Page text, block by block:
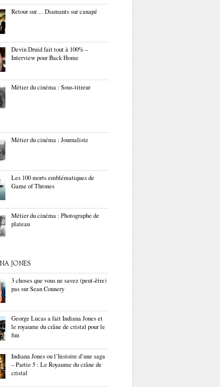
Retour sur… Diamants sur canapé
Devin Druid fait tout à 100% –
Interview pour Back Home
Métier du cinéma : Sous-titreur
Métier du cinéma : Journaliste
Les 100 morts emblématiques de
Game of Thrones
Métier du cinéma : Photographe de
plateau
JONES
3 choses que vous ne savez (peut-être)
pas sur Sean Connery
George Lucas a fait Indiana Jones et
le royaume du crâne de cristal pour le
fun
Indiana Jones ou l’histoire d’une saga
– Partie 5 : Le Royaume du crâne de
cristal